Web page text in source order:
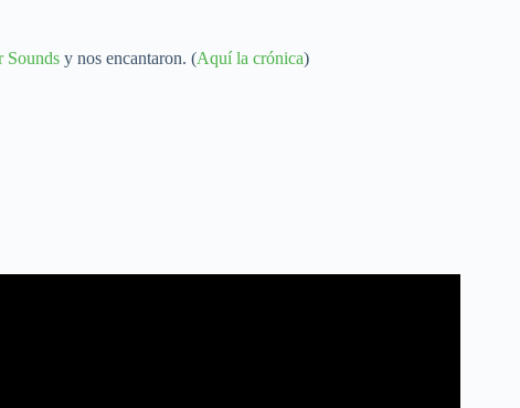
Sounds y nos encantaron. (Aquí la crónica)